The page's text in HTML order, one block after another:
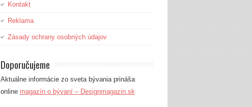
Kontakt
Reklama
Zásady ochrany osobných údajov
Doporučujeme
Aktuálne informácie zo sveta bývania prináša
online magazín o bývaní – Designmagazin.sk